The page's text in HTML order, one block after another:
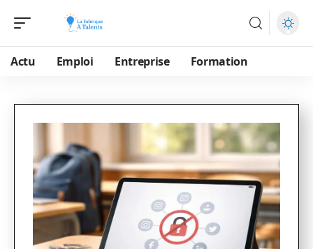
Actu Emploi Entreprise Formation